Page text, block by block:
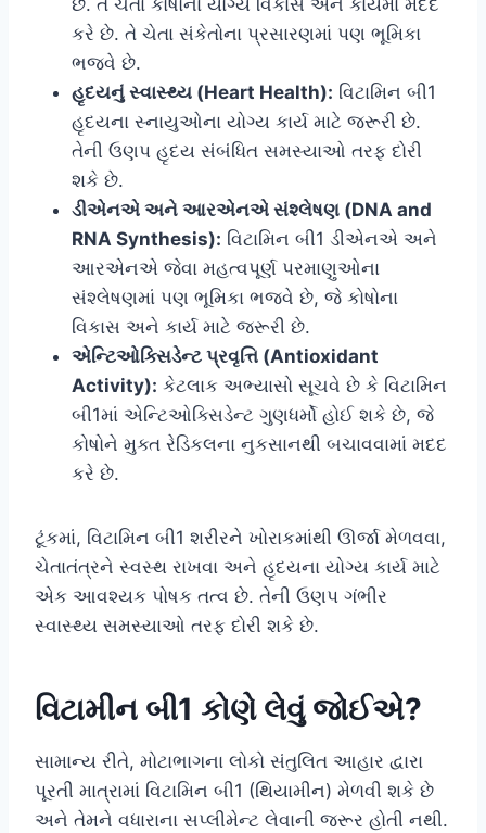
કરે છે. તે ચેતા સંકેતોના પ્રસારણમાં પણ ભૂમિકા
ભજવે છે.
હૃદયનું સ્વાસ્થ્ય (Heart Health): વિટામિન બી1
હૃદયના સ્નાયુઓના યોગ્ય કાર્ય માટે જરૂરી છે.
તેની ઉણપ હૃદય સંબંધિત સમસ્યાઓ તરફ દોરી
શકે છે.
ડીએનએ અને આરએનએ સંશ્લેષણ (DNA and
RNA Synthesis): વિટામિન બી1 ડીએનએ અને
આરએનએ જેવા મહત્વપૂર્ણ પરમાણુઓના
સંશ્લેષણમાં પણ ભૂમિકા ભજવે છે, જે કોષોના
વિકાસ અને કાર્ય માટે જરૂરી છે.
એન્ટિઓક્સિડેન્ટ પ્રવૃત્તિ (Antioxidant
Activity): કેટલાક અભ્યાસો સૂચવે છે કે વિટામિન
બી1માં એન્ટિઓક્સિડેન્ટ ગુણધર્મો હોઈ શકે છે, જે
કોષોને મુક્ત રેડિકલના નુકસાનથી બચાવવામાં મદદ
કરે છે.
ટૂંકમાં, વિટામિન બી1 શરીરને ખોરાકમાંથી ઊર્જા મેળવવા,
ચેતાતંત્રને સ્વસ્થ રાખવા અને હૃદયના યોગ્ય કાર્ય માટે
એક આવશ્યક પોષક તત્વ છે. તેની ઉણપ ગંભીર
સ્વાસ્થ્ય સમસ્યાઓ તરફ દોરી શકે છે.
વિટામીન બી1 કોણે લેવું જોઈએ?
સામાન્ય રીતે, મોટાભાગના લોકો સંતુલિત આહાર દ્વારા
પૂરતી માત્રામાં વિટામિન બી1 (થિયામીન) મેળવી શકે છે
અને તેમને વધારાના સપ્લીમેન્ટ લેવાની જરૂર હોતી નથી.